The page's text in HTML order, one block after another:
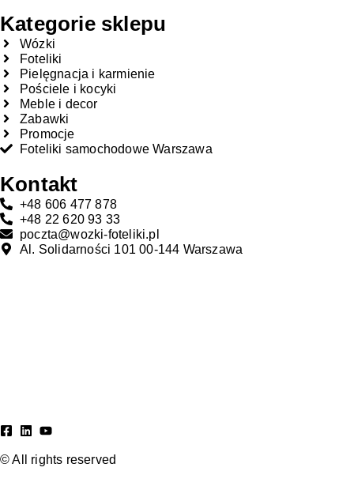
Kategorie sklepu
Wózki
Foteliki
Pielęgnacja i karmienie
Pościele i kocyki
Meble i decor
Zabawki
Promocje
Foteliki samochodowe Warszawa
Kontakt
+48 606 477 878
+48 22 620 93 33
poczta@wozki-foteliki.pl
Al. Solidarności 101 00-144 Warszawa
© All rights reserved